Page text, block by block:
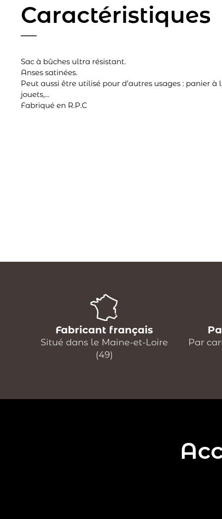
Caractéristiques
Sac à bûches ultra résistant.
Anses satinées.
Peut aussi être utilisé pour d’autres usages : panier à
jouets,…
Fabriqué en R.P.C
Fabricant français
Situé dans le Maine-et-Loire
(49)
Par